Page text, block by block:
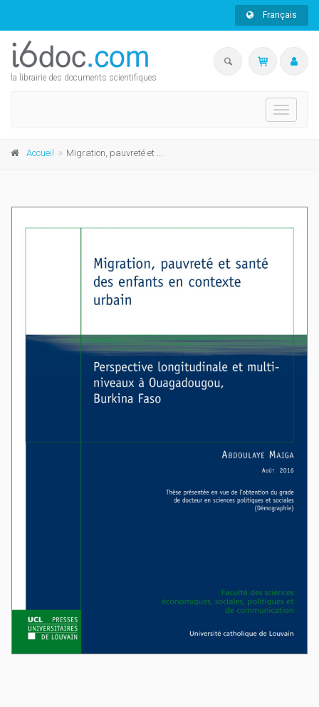
Français
la librairie des documents scientifiques
Toggle
Accueil Migration, pauvreté et santé des enfants en contexte urbain